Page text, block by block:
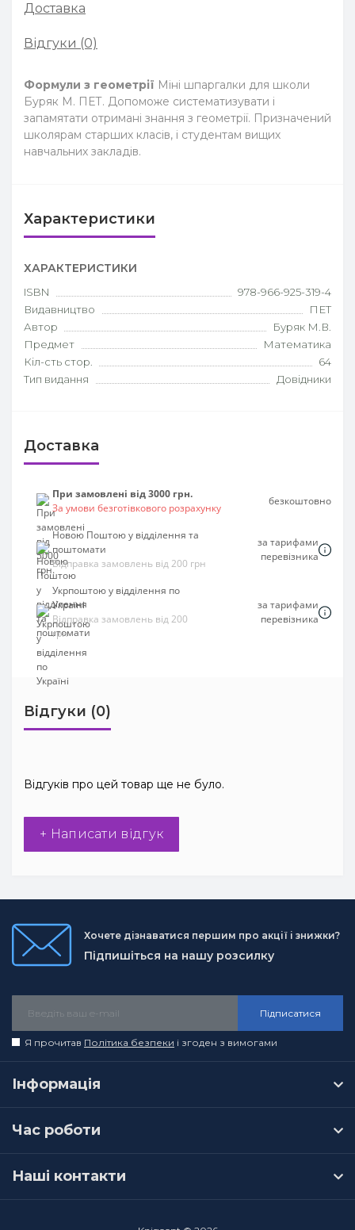
Доставка
Відгуки (0)
Формули з геометрії Міні шпаргалки для школи
Буряк М. ПЕТ. Допоможе систематизувати і
запамятати отримані знання з геометрії. Призначений
школярам старших класів, і студентам вищих
навчальних закладів.
Характеристики
ХАРАКТЕРИСТИКИ
ISBN
978-966-925-319-4
Видавництво
ПЕТ
Автор
Буряк М.В.
Предмет
Математика
Кіл-сть стор.
64
Тип видання
Довідники
Доставка
При замовлені від 3000 грн.
За умови безготівкового розрахунку
безкоштовно
Новою Поштою у відділення та
поштомати
Відправка замовлень від 200 грн
за тарифами
перевізника
Укрпоштою у відділення по
Україні
Відправка замовлень від 200
грн
за тарифами
перевізника
Відгуки (0)
Відгуків про цей товар ще не було.
+ Написати відгук
Хочете дізнаватися першим про акції і знижки?
Підпишіться на нашу розсилку
Підписатися
Я прочитав Політика безпеки і згоден з вимогами
Інформація
Час роботи
Наші контакти